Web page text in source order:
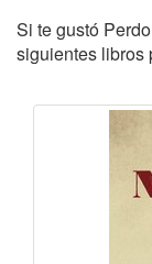
Si te gustó
siguientes libros